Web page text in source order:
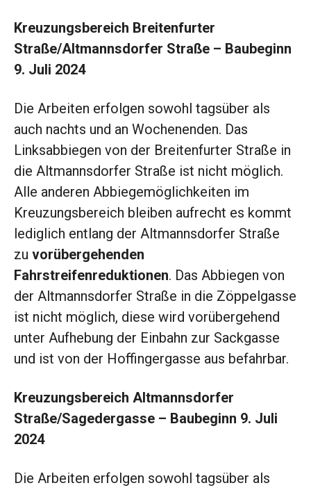
Kreuzungsbereich Breitenfurter
Straße/Altmannsdorfer Straße – Baubeginn
9. Juli 2024
Die Arbeiten erfolgen sowohl tagsüber als
auch nachts und an Wochenenden. Das
Linksabbiegen von der Breitenfurter Straße in
die Altmannsdorfer Straße ist nicht möglich.
Alle anderen Abbiegemöglichkeiten im
Kreuzungsbereich bleiben aufrecht es kommt
lediglich entlang der Altmannsdorfer Straße
zu vorübergehenden
Fahrstreifenreduktionen. Das Abbiegen von
der Altmannsdorfer Straße in die Zöppelgasse
ist nicht möglich, diese wird vorübergehend
unter Aufhebung der Einbahn zur Sackgasse
und ist von der Hoffingergasse aus befahrbar.
Kreuzungsbereich Altmannsdorfer
Straße/Sagedergasse – Baubeginn 9. Juli
2024
Die Arbeiten erfolgen sowohl tagsüber als